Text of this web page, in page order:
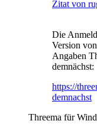
Zitat von
Die
Version
Angaben
demnächst:
https://
demnachst
Threema für